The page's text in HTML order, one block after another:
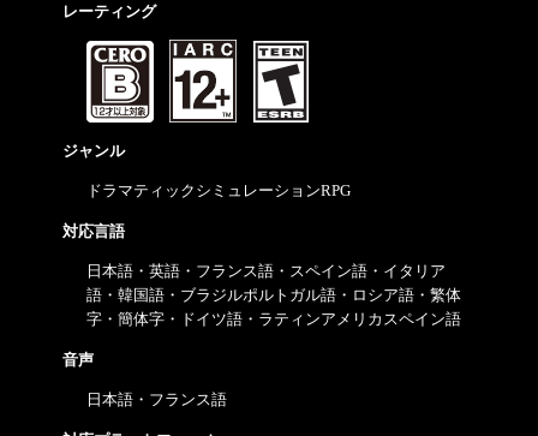
レーティング
ジャンル
ドラマティックシミュレーションRPG
対応言語
日本語・英語・フランス語・スペイン語・イタリア
語・韓国語・ブラジルポルトガル語・ロシア語・繁体
字・簡体字・ドイツ語・ラティンアメリカスペイン語
音声
日本語・フランス語